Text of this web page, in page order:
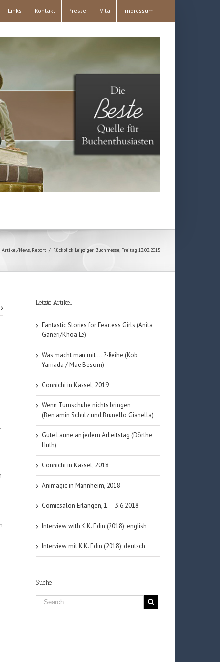
Links Kontakt Presse Vita Impressum
Artikel/News, Report / Rückblick Leipziger Buchmesse, Freitag 13.03.2015
Letzte Artikel
Fantastic Stories for Fearless Girls (Anita
Ganeri/Khoa Le)
Was macht man mit … ?-Reihe (Kobi
Yamada / Mae Besom)
Connichi in Kassel, 2019
Wenn Turnschuhe nichts bringen
(Benjamin Schulz und Brunello Gianella)
Gute Laune an jedem Arbeitstag (Dörthe
Huth)
Connichi in Kassel, 2018
Animagic in Mannheim, 2018
Comicsalon Erlangen, 1. – 3.6.2018
Interview with K.K. Edin (2018); english
Interview mit K.K. Edin (2018); deutsch
Suche